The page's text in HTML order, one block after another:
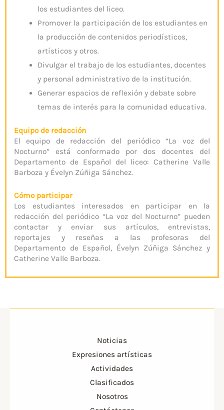
los estudiantes del liceo.
Promover la participación de los estudiantes en
la producción de contenidos periodísticos,
artísticos y otros.
Divulgar el trabajo de los estudiantes, docentes
y personal administrativo de la institución.
Generar espacios de reflexión y debate sobre
temas de interés para la comunidad educativa.
Equipo de redacción
El equipo de redacción del periódico “La voz del
Nocturno” está conformado por dos docentes del
Departamento de Español del liceo: Catherine Valle
Barboza y Évelyn Zúñiga Sánchez.
Cómo participar
Los estudiantes interesados en participar en la
redacción del periódico “La voz del Nocturno” pueden
contactar y enviar sus artículos, entrevistas,
reportajes y reseñas a las profesoras del
Departamento de Español, Évelyn Zúñiga Sánchez y
Catherine Valle Barboza.
Noticias
Expresiones artísticas
Actividades
Clasificados
Nosotros